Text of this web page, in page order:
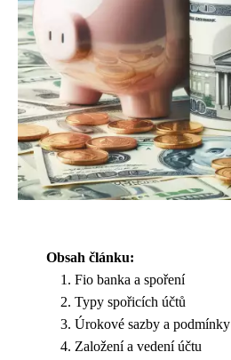
Obsah článku:
Fio banka a spoření
Typy spořicích účtů
Úrokové sazby a podmínky
Založení a vedení účtu